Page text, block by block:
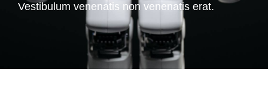
Vestibulum venenatis non venenatis erat.